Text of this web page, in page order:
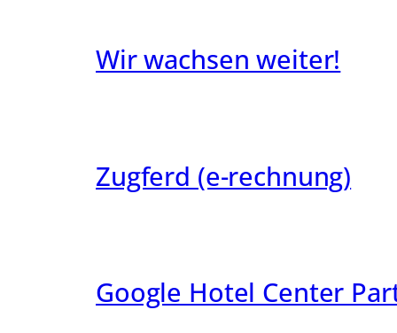
Wir wachsen weiter!
Zugferd (e-rechnung)
Google Hotel Center